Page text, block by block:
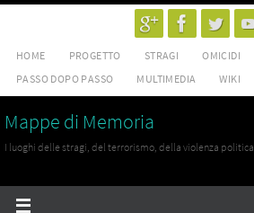
contenuto
HOME PROGETTO STRAGI OMICIDI
PASSO DOPO PASSO
MULTIMEDIA WIKI
Mappe di Memoria
I luoghi delle stragi, del terrorismo, della violenza politica